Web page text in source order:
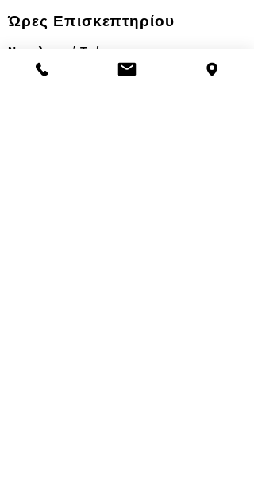
Ώρες Επισκεπτηρίου
Νοσηλευτικά Τμήματα
Χειμερινό ωράριο: 11.00-13.00
17.30-19.30